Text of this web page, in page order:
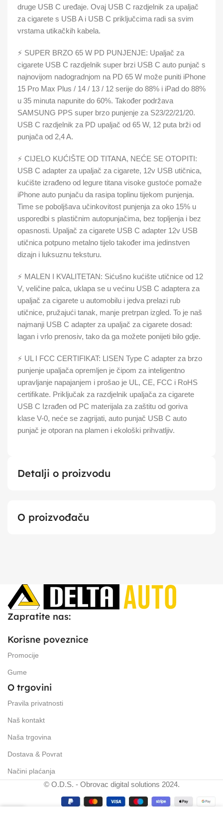
druge USB C uređaje. Ovaj USB C razdjelnik za upaljač
za cigarete s USB A i USB C priključcima radi sa svim
vrstama utikačkih kabela.
⚡ SUPER BRZO 65 W PD PUNJENJE: Upaljač za
cigarete USB C razdjelnik super brzi USB C auto punjač s
najnovijom nadogradnjom na PD 65 W može puniti iPhone
15 Pro Max Plus / 14 / 13 / 12 serije do 88% i iPad do 88%
u 35 minuta napunite do 60%. Također podržava
SAMSUNG PPS super brzo punjenje za S23/22/21/20.
USB C razdjelnik za PD upaljač od 65 W, 12 puta brži od
punjača od 2,4 A.
⚡ CIJELO KUĆIŠTE OD TITANA, NEĆE SE OTOPITI:
USB C adapter za upaljač za cigarete, 12v USB utičnica,
kućište izrađeno od legure titana visoke gustoće pomaže
iPhone auto punjaču da rasipa toplinu tijekom punjenja.
Time se poboljšava učinkovitost punjenja za oko 15% u
usporedbi s plastičnim autopunjačima, bez topljenja i bez
opasnosti. Upaljač za cigarete USB C adapter 12v USB
utičnica potpuno metalno tijelo također ima jedinstven
dizajn i luksuznu teksturu.
⚡ MALEN I KVALITETAN: Sićušno kućište utičnice od 12
V, veličine palca, uklapa se u većinu USB C adaptera za
upaljač za cigarete u automobilu i jedva prelazi rub
utičnice, pružajući tanak, manje pretrpan izgled. To je naš
najmanji USB C adapter za upaljač za cigarete dosad:
lagan i vrlo prenosiv, tako da ga možete ponijeti bilo gdje.
⚡ UL I FCC CERTIFIKAT: LISEN Type C adapter za brzo
punjenje upaljača opremljen je čipom za inteligentno
upravljanje napajanjem i prošao je UL, CE, FCC i RoHS
certifikate. Priključak za razdjelnik upaljača za cigarete
USB C Izrađen od PC materijala za zaštitu od goriva
klase V-0, neće se zagrijati, auto punjač USB C auto
punjač je otporan na plamen i ekološki prihvatljiv.
Detalji o proizvodu
O proizvođaču
Zapratite nas:
Korisne poveznice
Promocije
Gume
O trgovini
Pravila privatnosti
Naš kontakt
Naša trgovina
Dostava & Povrat
Načini plaćanja
© O.D.S. - Obrovac digital solutions 2024.